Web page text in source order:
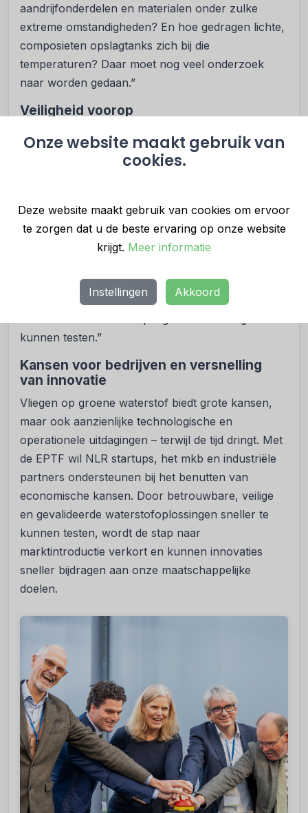
Onze website maakt gebruik van
cookies.
Deze website maakt gebruik van cookies om ervoor
te zorgen dat u de beste ervaring op onze website
krijgt. Meer informatie
Instellingen Akkoord
aandrijfonderdelen en materialen onder zulke
extreme omstandigheden? En hoe gedragen lichte,
composieten opslagtanks zich bij die
temperaturen? Daar moet nog veel onderzoek
naar worden gedaan.”
Veiligheid voorop
Veiligheid is cruciaal in de luchtvaart, en dat geldt
ook voor de nieuwe faciliteit in Marknesse.
“Waterstof is bij kamertemperatuur een niet-giftig,
en gebruikt, is het niet gevaarlijker dan andere
brandstoffen,” aldus Arendsen. “De EPTF is
uitgerust met uitgebreide veiligheidsmaatregelen en
beperking van ontstekingsrisico’s, ruime
ventilatieopeningen en ruime afstand tussen de
kunnen testen.”
Kansen voor bedrijven en versnelling
van innovatie
Vliegen op groene waterstof biedt grote kansen,
maar ook aanzienlijke technologische en
operationele uitdagingen – terwijl de tijd dringt. Met
de EPTF wil NLR startups, het mkb en industriële
partners ondersteunen bij het benutten van
economische kansen. Door betrouwbare, veilige
en gevalideerde waterstofoplossingen sneller te
kunnen testen, wordt de stap naar
marktintroductie verkort en kunnen innovaties
sneller bijdragen aan onze maatschappelijke
doelen.